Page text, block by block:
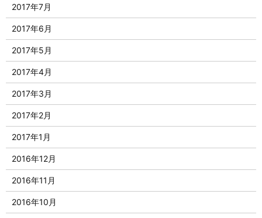
2017年7月
2017年6月
2017年5月
2017年4月
2017年3月
2017年2月
2017年1月
2016年12月
2016年11月
2016年10月